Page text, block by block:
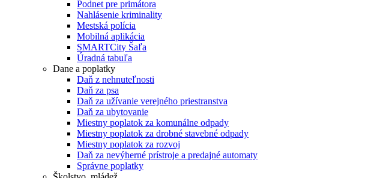
Podnet pre primátora
Nahlásenie kriminality
Mestská polícia
Mobilná aplikácia
SMARTCity Šaľa
Úradná tabuľa
Dane a poplatky
Daň z nehnuteľnosti
Daň za psa
Daň za užívanie verejného priestranstva
Daň za ubytovanie
Miestny poplatok za komunálne odpady
Miestny poplatok za drobné stavebné odpady
Miestny poplatok za rozvoj
Daň za nevýherné prístroje a predajné automaty
Správne poplatky